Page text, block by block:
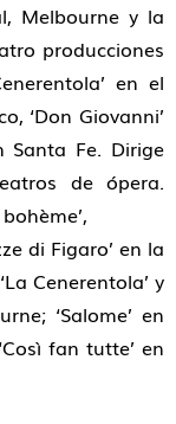
Melbourne y la
producciones
en el
‘Don Giovanni’
Santa Fe. Dirige
de ópera.
di Figaro’ en la
Cenerentola’ y
‘Salome’ en
fan tutte’ en